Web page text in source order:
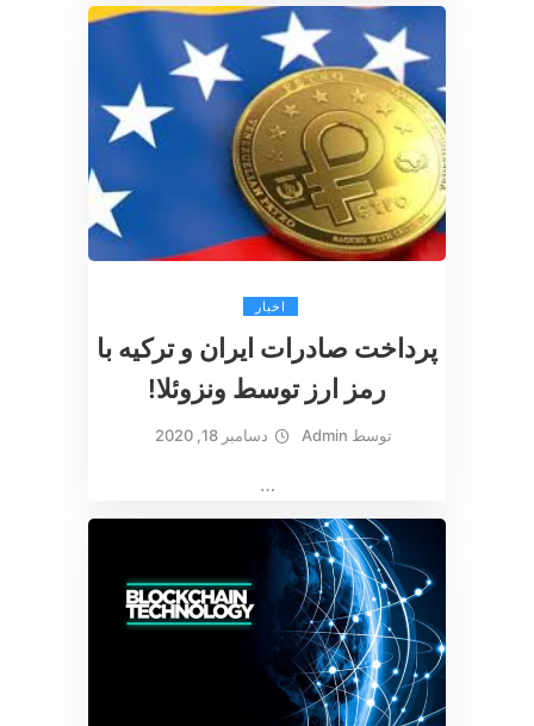
اخبار
پرداخت صادرات ایران و ترکیه با
رمز ارز توسط ونزوئلا!
توسط Admin دسامبر 18, 2020
…